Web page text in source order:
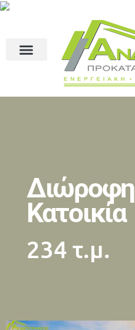
Διώροφη
Κατοικία
234 τ.μ.